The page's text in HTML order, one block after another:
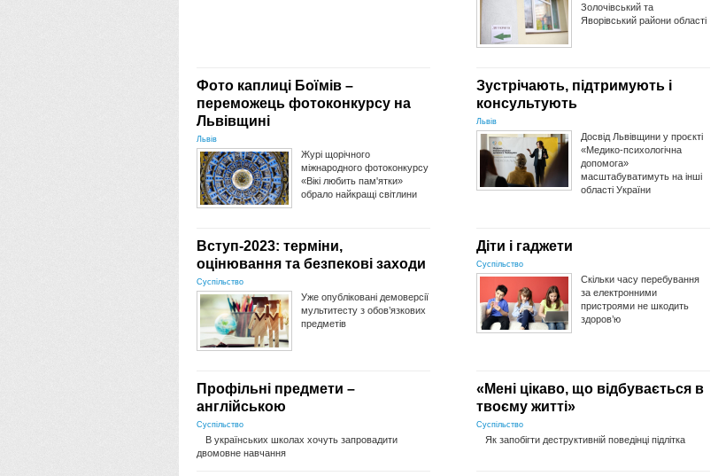
Золочівський та
Яворівський райони області
Фото каплиці Боїмів –
переможець фотоконкурсу на
Львівщині
Львів
Журі щорічного
міжнародного фотоконкурсу
«Вікі любить пам'ятки»
обрало найкращі світлини
Зустрічають, підтримують і
консультують
Львів
Досвід Львівщини у проєкті
«Медико-психологічна
допомога»
масштабуватимуть на інші
області України
Вступ-2023: терміни,
оцінювання та безпекові заходи
Суспільство
Уже опубліковані демоверсії
мультитесту з обов’язкових
предметів
Діти і гаджети
Суспільство
Скільки часу перебування
за електронними
пристроями не шкодить
здоров’ю
Профільні предмети –
англійською
Суспільство
В українських школах хочуть запровадити
двомовне навчання
«Мені цікаво, що відбувається в
твоєму житті»
Суспільство
Як запобігти деструктивній поведінці підлітка